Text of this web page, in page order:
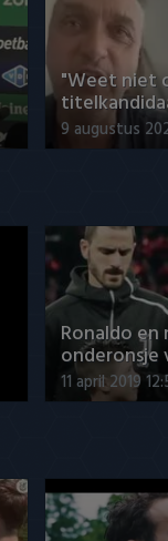
"Weet niet
9 augustus
Ronaldo
onderonsje
11 april 2019